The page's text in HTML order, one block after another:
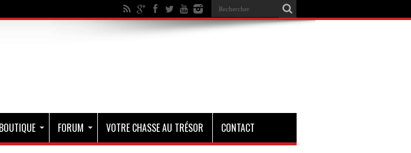
BOUTIQUE FORUM VOTRE CHASSE AU TRÉSOR CONTACT